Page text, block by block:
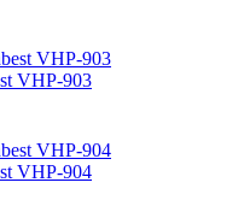
VHP-903
VHP-904